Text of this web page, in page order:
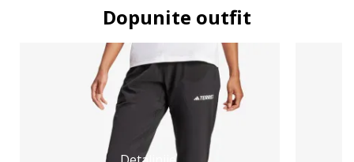
Dopunite outfit